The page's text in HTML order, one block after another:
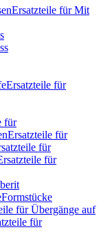
Ersatzteile für Mit
Ersatzteile für
für
Ersatzteile für
für
für
Formstücke
für Übergänge auf
für